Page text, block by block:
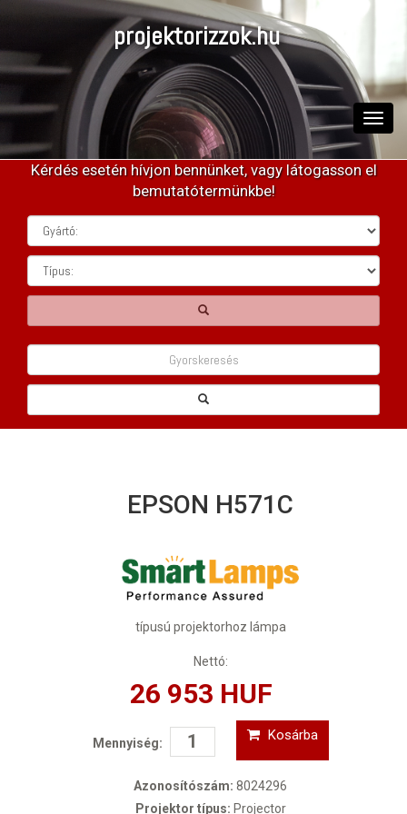
projektorizzok.hu
Toggle
Kérdés esetén hívjon bennünket, vagy látogasson el
bemutatótermünkbe!
EPSON H571C
típusú projektorhoz lámpa
Nettó:
26 953 HUF
Mennyiség:
Kosárba
Azonosítószám: 8024296
Projektor típus: Projector